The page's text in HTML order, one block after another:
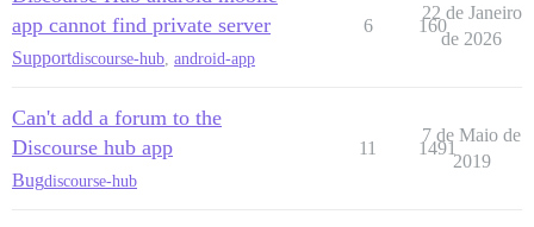
app cannot find private server
Supportdiscourse-hub android-app
6 160
22 de Janeiro
de 2026
Can't add a forum to the
Discourse hub app
Bugdiscourse-hub
11 1491
7 de Maio de
2019